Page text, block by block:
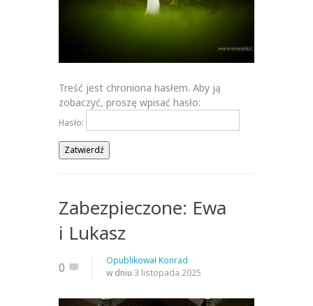
Treść jest chroniona hasłem. Aby ją
zobaczyć, proszę wpisać hasło:
Hasło:
Zabezpieczone: Ewa
i Lukasz
0 OpublikowałKonrad
w dniu 3 listopada 2025